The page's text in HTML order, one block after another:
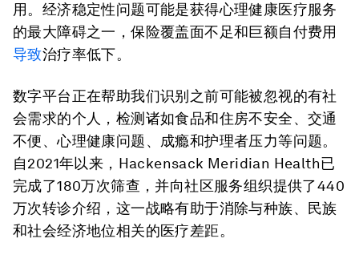
用。经济稳定性问题可能是获得心理健康医疗服务
的最大障碍之一，保险覆盖面不足和巨额自付费用
导致治疗率低下。
数字平台正在帮助我们识别之前可能被忽视的有社
会需求的个人，检测诸如食品和住房不安全、交通
不便、心理健康问题、成瘾和护理者压力等问题。
自2021年以来，Hackensack Meridian Health已
完成了180万次筛查，并向社区服务组织提供了440
万次转诊介绍，这一战略有助于消除与种族、民族
和社会经济地位相关的医疗差距。